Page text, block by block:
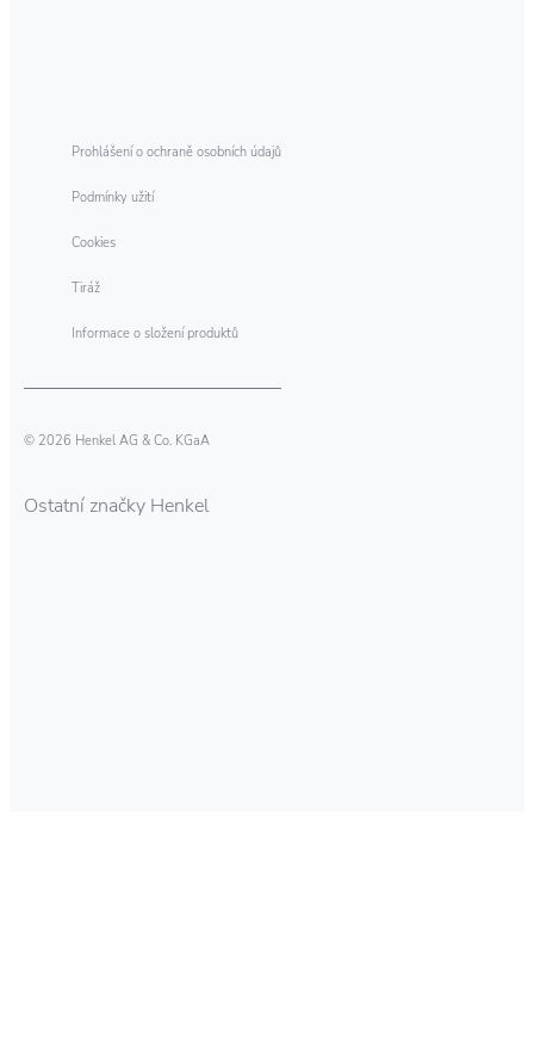
Prohlášení o ochraně osobních údajů
Podmínky užití
Cookies
Tiráž
Informace o složení produktů
© 2026 Henkel AG & Co. KGaA
Ostatní značky Henkel